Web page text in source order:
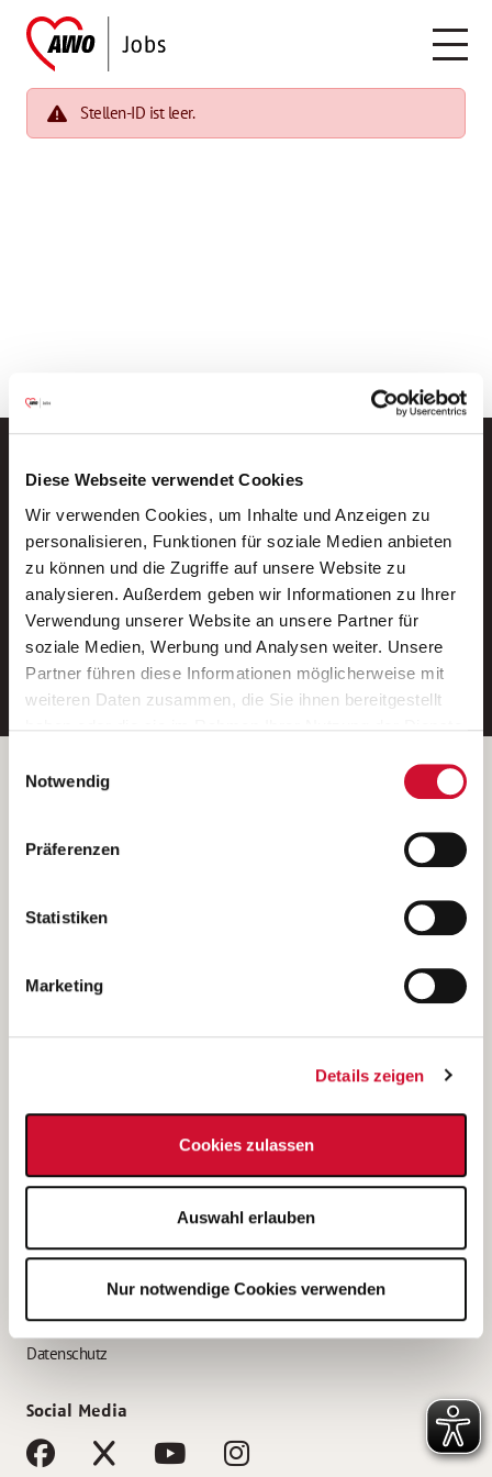
Diese Webseite verwendet Cookies
Wir verwenden Cookies, um Inhalte und Anzeigen zu
personalisieren, Funktionen für soziale Medien anbieten
zu können und die Zugriffe auf unsere Website zu
analysieren. Außerdem geben wir Informationen zu Ihrer
Verwendung unserer Website an unsere Partner für
soziale Medien, Werbung und Analysen weiter. Unsere
Partner führen diese Informationen möglicherweise mit
weiteren Daten zusammen, die Sie ihnen bereitgestellt
Wenn Sie auf „Cookies zulassen“ klicken, so stimmen
Sie der Speicherung sämtlicher Cookies zu. Sie können
Ihre Einwilligung selbstverständlich jederzeit widerrufen,
indem Sie die Cookie-Einstellungen aufrufen und diese
unsererDatenschutzerklärung
Notwendig
Präferenzen
Statistiken
Marketing
Details zeigen
Cookies zulassen
Auswahl erlauben
Nur notwendige Cookies verwenden
Stellen-ID ist leer.
Neue Stellen per E-Mail.
Ein kostenloser Service von AWO
Jobs.
E-Mail-Adresse eintragen
Betreiber der Webseite
Kantstraße 45a
(Ein Tochterunternehmen des AWO Bezirksverbandes Unterfranken
e.V.)
Bewerbung als Altenpflegehelfer*in
Bewerbung als Erzieher*in
AWO Gliederungen nach Bundesland
Impressum
Datenschutz
Social Media